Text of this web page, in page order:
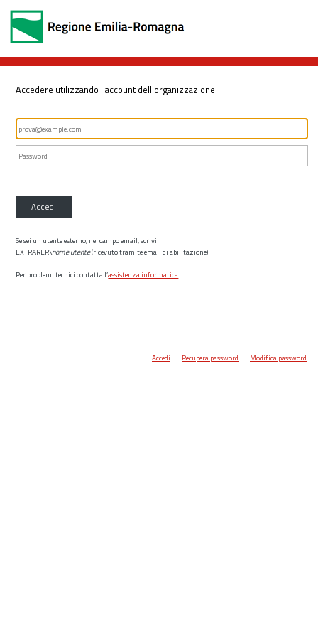
Accedere utilizzando l'account dell'organizzazione
Accedi
Se sei un utente esterno, nel campo email, scrivi
EXTRARER\nome utente(ricevuto tramite email di abilitazione)
Per problemi tecnici contatta l’assistenza informatica.
Accedi Recupera password Modifica password